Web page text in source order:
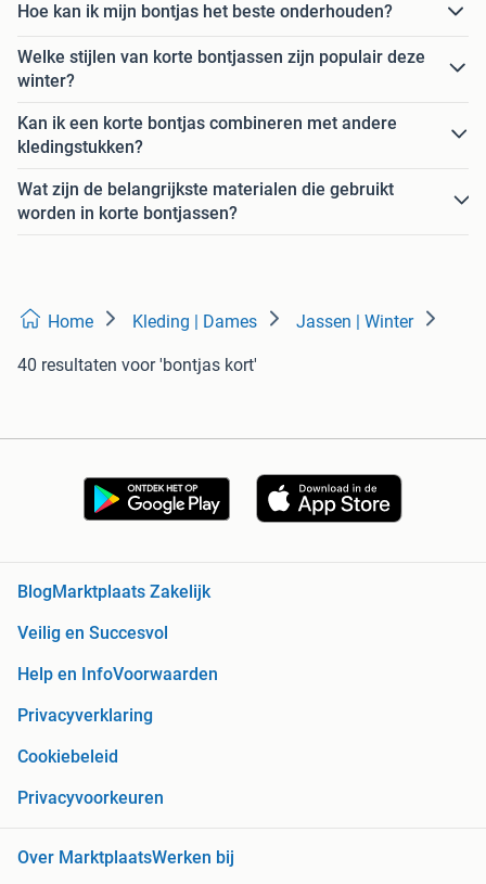
Hoe kan ik mijn bontjas het beste onderhouden?
Welke stijlen van korte bontjassen zijn populair deze
winter?
Kan ik een korte bontjas combineren met andere
kledingstukken?
Wat zijn de belangrijkste materialen die gebruikt
worden in korte bontjassen?
Home Kleding | Dames Jassen | Winter
40 resultaten voor 'bontjas kort'
BlogMarktplaats Zakelijk
Veilig en Succesvol
Help en InfoVoorwaarden
Privacyverklaring
Cookiebeleid
Privacyvoorkeuren
Over MarktplaatsWerken bij